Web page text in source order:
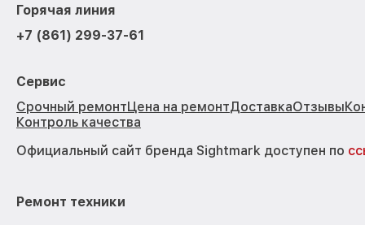
Горячая линия
+7 (861) 299-37-61
Сервис
Срочный ремонтЦена на ремонтДоставкаОтзывы
Контроль качества
Официальный сайт бренда Sightmark доступен по
Ремонт техники